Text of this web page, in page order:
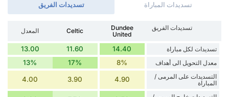
تسديدات الفريق تسديدات المباراة
تسديدات الفريق
Dundee
United
Celtic المعدل
تسديدات لكل مباراة 14.40
11.60
13.00
معدل التحويل الى أهداف 8%
17%
13%
التسديدات على المرمى /
المباراة
4.90
3.90
4.00